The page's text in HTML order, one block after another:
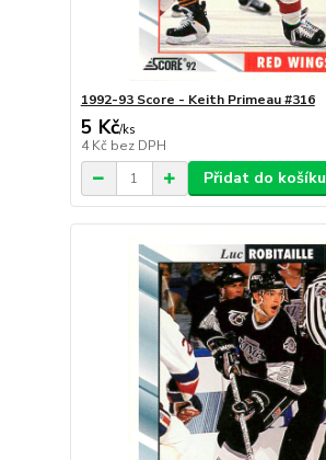
1992-93 Score - Keith Primeau #316
5 Kč/ks
4 Kč bez DPH
Přidat do košíku